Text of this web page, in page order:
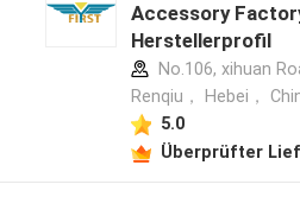
Accessory
Herstellerprofil
No.106, xihuan
Renqiu， Hebei，
5.0
Überprüfter